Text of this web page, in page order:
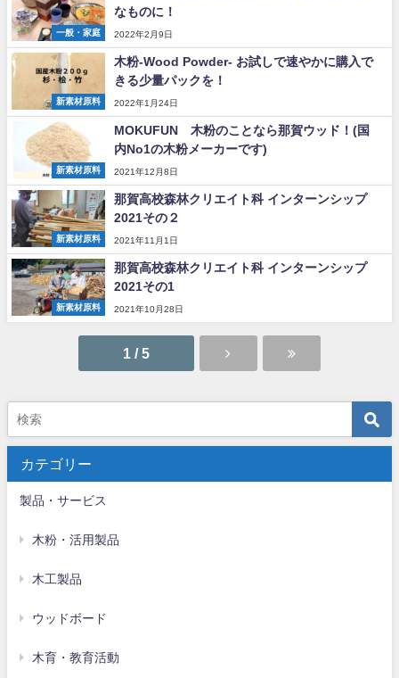
一般・家庭
なものに！
2022年2月9日
新素材原料
木粉-Wood Powder- お試しで速やかに購入で
きる少量パックを！
2022年1月24日
新素材原料
MOKUFUN 木粉のことなら那賀ウッド！(国
内No1の木粉メーカーです)
2021年12月8日
新素材原料
那賀高校森林クリエイト科 インターンシップ
2021その２
2021年11月1日
新素材原料
那賀高校森林クリエイト科 インターンシップ
2021その1
2021年10月28日
1 / 5
カテゴリー
製品・サービス
木粉・活用製品
木工製品
ウッドボード
木育・教育活動